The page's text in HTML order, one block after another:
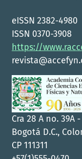
eISSN 2382-4980
ISSN 0370-3908
https://
Cra 28 A no. 39A
Bogotá D.C.,
CP 111311